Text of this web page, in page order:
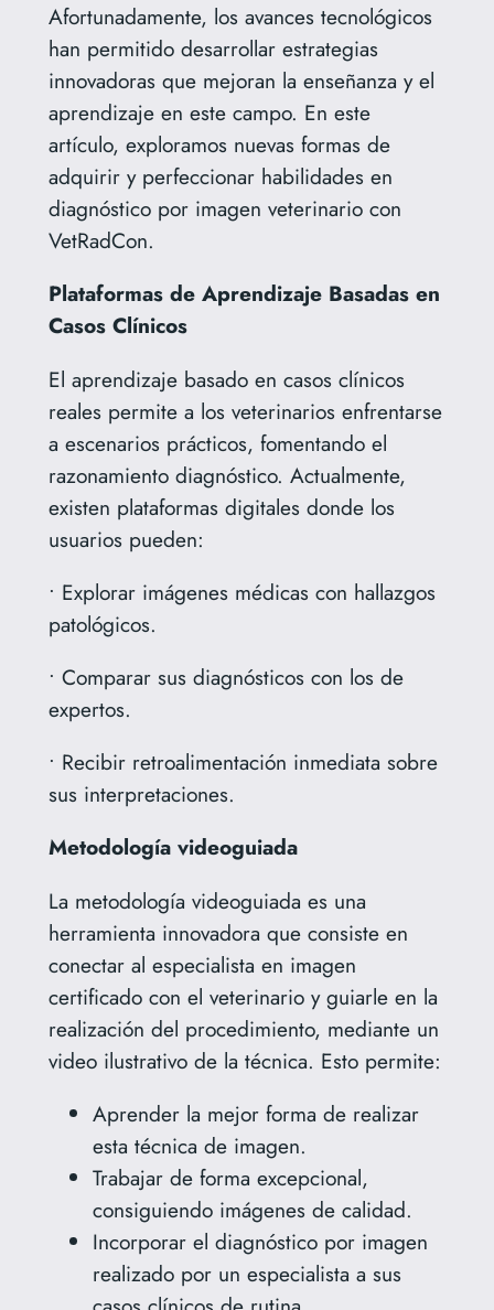
Afortunadamente, los avances tecnológicos
han permitido desarrollar estrategias
innovadoras que mejoran la enseñanza y el
aprendizaje en este campo. En este
artículo, exploramos nuevas formas de
adquirir y perfeccionar habilidades en
diagnóstico por imagen veterinario con
VetRadCon.
Plataformas de Aprendizaje Basadas en
Casos Clínicos
El aprendizaje basado en casos clínicos
reales permite a los veterinarios enfrentarse
a escenarios prácticos, fomentando el
razonamiento diagnóstico. Actualmente,
existen plataformas digitales donde los
usuarios pueden:
• Explorar imágenes médicas con hallazgos
patológicos.
• Comparar sus diagnósticos con los de
expertos.
• Recibir retroalimentación inmediata sobre
sus interpretaciones.
Metodología videoguiada
La metodología videoguiada es una
herramienta innovadora que consiste en
conectar al especialista en imagen
certificado con el veterinario y guiarle en la
realización del procedimiento, mediante un
video ilustrativo de la técnica. Esto permite:
Aprender la mejor forma de realizar
esta técnica de imagen.
Trabajar de forma excepcional,
consiguiendo imágenes de calidad.
Incorporar el diagnóstico por imagen
realizado por un especialista a sus